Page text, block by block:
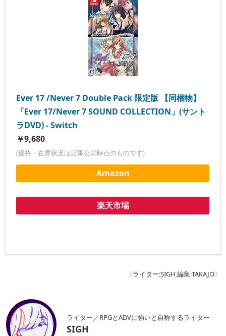
Ever 17 /Never 7 Double Pack 限定版 【同梱物】
「Ever 17/Never 7 SOUND COLLECTION」(サント
ラDVD) - Switch
￥9,680
(価格・在庫状況は記事公開時点のものです)
Amazon
楽天市場
《ライター:SIGH,編集:TAKAJO》
ライター／RPGとADVに強いと自称するライター
SIGH